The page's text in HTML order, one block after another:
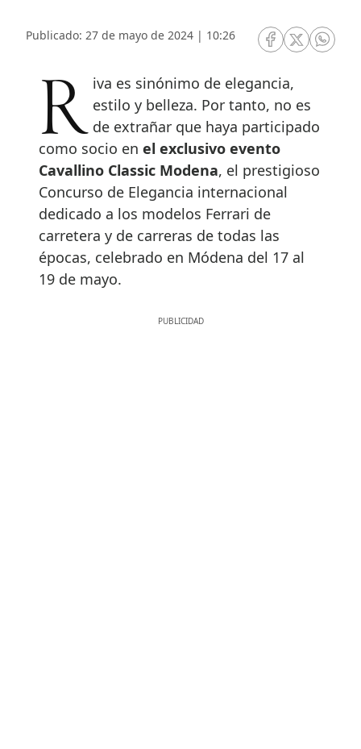
Publicado: 27 de mayo de 2024 | 10:26
RRSS Facebook
RRSSRRSS
Riva es sinónimo de elegancia, estilo y belleza. Por tanto, no es
de extrañar que haya participado
como socio en el exclusivo evento
Cavallino Classic Modena, el prestigioso
Concurso de Elegancia internacional
dedicado a los modelos Ferrari de
carretera y de carreras de todas las
épocas, celebrado en Módena del 17 al
19 de mayo.